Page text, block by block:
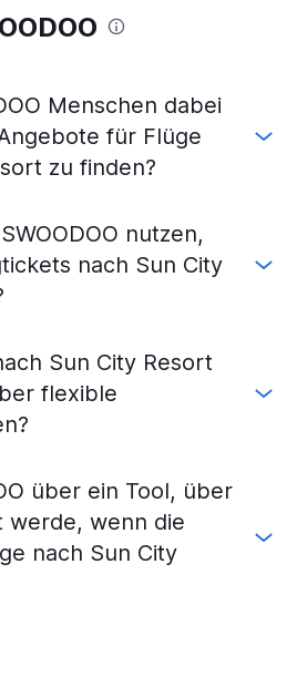
Menschen dabei
für Flüge
zu finden?
nutzen,
nach Sun City
Sun City Resort
flexible
über ein Tool, über
werde, wenn die
nach Sun City